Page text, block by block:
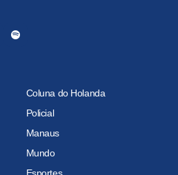
Coluna do Holanda
Policial
Manaus
Mundo